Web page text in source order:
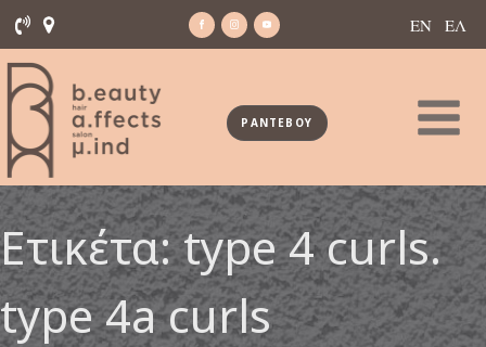
ΕΝ ΕΛ
ΡΑΝΤΕΒΟΥ
Ετικέτα:type 4 curls.
type 4a curls